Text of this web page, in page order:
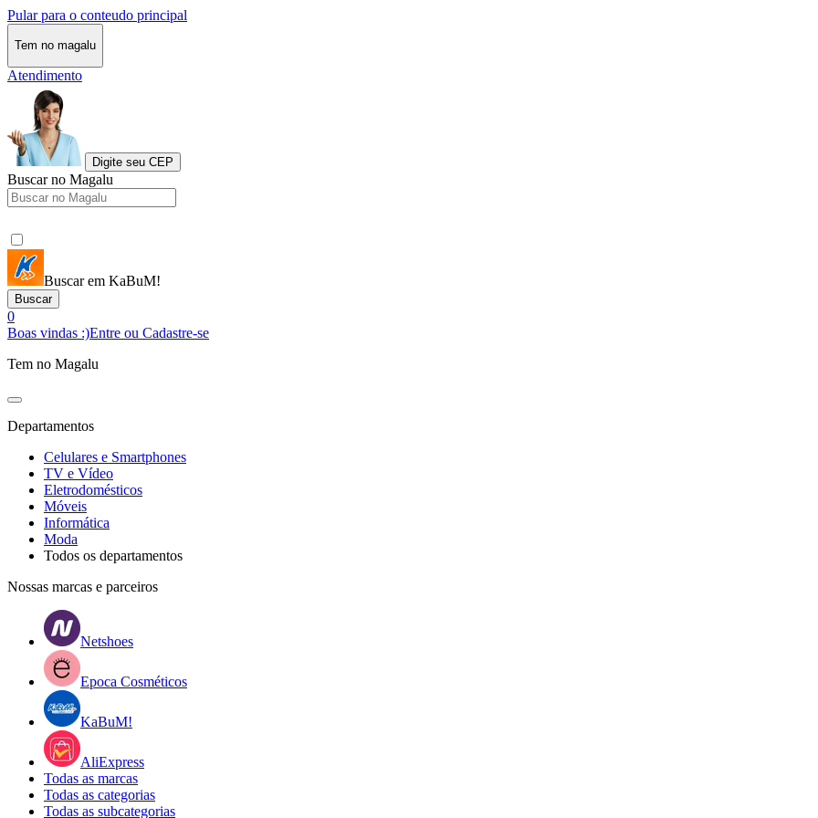
Pular para o conteudo principal
Tem no magalu
Atendimento
Digite seu CEP
Buscar no Magalu
Buscar em KaBuM!
Buscar
0
Boas vindas :)Entre ou Cadastre-se
Tem no Magalu
Departamentos
Celulares e Smartphones
TV e Vídeo
Eletrodomésticos
Móveis
Informática
Moda
Todos os departamentos
Nossas marcas e parceiros
Netshoes
Epoca Cosméticos
KaBuM!
AliExpress
Todas as marcas
Todas as categorias
Todas as subcategorias